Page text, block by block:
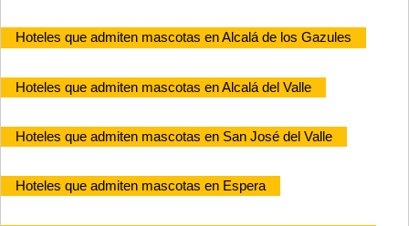
Hoteles que admiten mascotas en Alcalá de los Gazules
Hoteles que admiten mascotas en Alcalá del Valle
Hoteles que admiten mascotas en San José del Valle
Hoteles que admiten mascotas en Espera